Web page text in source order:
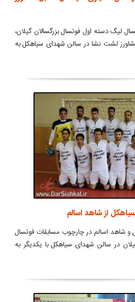
لیگ دسته اول فوتسال بزرگسالان گیلان،
لشت نشا در سالن شهدای سیاهکل به
و شاهد اسالم در چارچوب مسابقات فوتسال
در سالن شهدای سیاهکل با یکدیگر به